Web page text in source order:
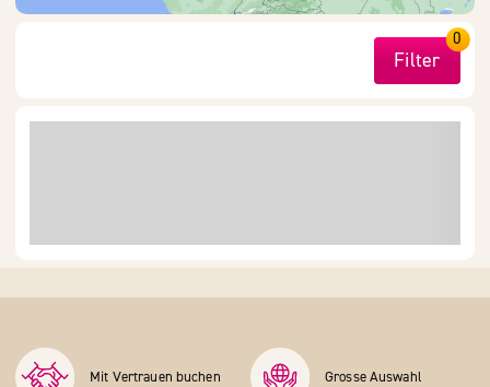
Filter
0
Mit Vertrauen buchen Grosse Auswahl